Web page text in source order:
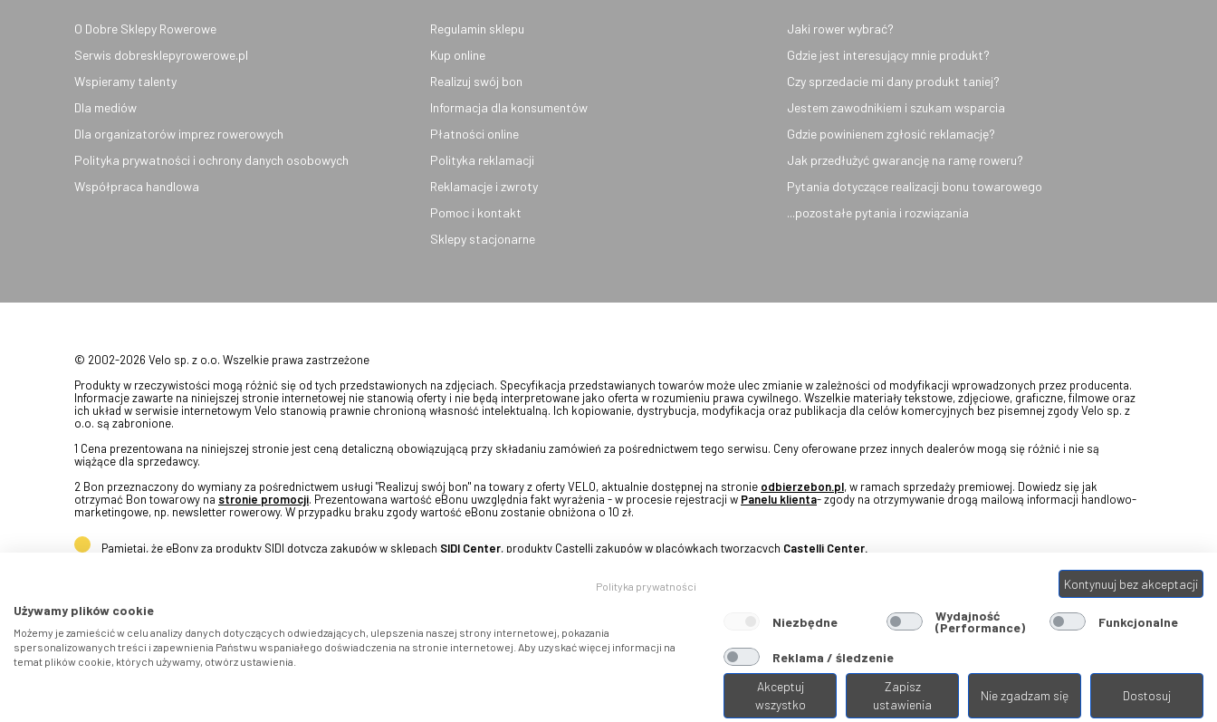
O Dobre Sklepy Rowerowe
Serwis dobresklepyrowerowe.pl
Wspieramy talenty
Dla mediów
Dla organizatorów imprez rowerowych
Polityka prywatności i ochrony danych osobowych
Współpraca handlowa
Regulamin sklepu
Kup online
Realizuj swój bon
Informacja dla konsumentów
Płatności online
Polityka reklamacji
Reklamacje i zwroty
Pomoc i kontakt
Sklepy stacjonarne
Jaki rower wybrać?
Gdzie jest interesujący mnie produkt?
Czy sprzedacie mi dany produkt taniej?
Jestem zawodnikiem i szukam wsparcia
Gdzie powinienem zgłosić reklamację?
Jak przedłużyć gwarancję na ramę roweru?
Pytania dotyczące realizacji bonu towarowego
...pozostałe pytania i rozwiązania
© 2002-2026 Velo sp. z o.o. Wszelkie prawa zastrzeżone
Produkty w rzeczywistości mogą różnić się od tych przedstawionych na zdjęciach. Specyfikacja przedstawianych towarów może ulec zmianie w zależności od modyfikacji wprowadzonych przez producenta.
Informacje zawarte na niniejszej stronie internetowej nie stanowią oferty i nie będą interpretowane jako oferta w rozumieniu prawa cywilnego. Wszelkie materiały tekstowe, zdjęciowe, graficzne, filmowe oraz
ich układ w serwisie internetowym Velo stanowią prawnie chronioną własność intelektualną. Ich kopiowanie, dystrybucja, modyfikacja oraz publikacja dla celów komercyjnych bez pisemnej zgody Velo sp. z
o.o. są zabronione.
1 Cena prezentowana na niniejszej stronie jest ceną detaliczną obowiązującą przy składaniu zamówień za pośrednictwem tego serwisu. Ceny oferowane przez innych dealerów mogą się różnić i nie są
wiążące dla sprzedawcy.
2 Bon przeznaczony do wymiany za pośrednictwem usługi "Realizuj swój bon" na towary z oferty VELO, aktualnie dostępnej na stronie odbierzebon.pl, w ramach sprzedaży premiowej. Dowiedz się jak
otrzymać Bon towarowy na stronie promocji. Prezentowana wartość eBonu uwzględnia fakt wyrażenia - w procesie rejestracji w Panelu klienta- zgody na otrzymywanie drogą mailową informacji handlowo-
marketingowe, np. newsletter rowerowy. W przypadku braku zgody wartość eBonu zostanie obniżona o 10 zł.
Pamiętaj, że eBony za produkty SIDI dotyczą zakupów w sklepach SIDI Center, produkty Castelli zakupów w placówkach tworzących Castelli Center.
Kontynuuj bez akceptacji
Polityka prywatności
Używamy plików cookie
Możemy je zamieścić w celu analizy danych dotyczących odwiedzających, ulepszenia naszej strony internetowej, pokazania
spersonalizowanych treści i zapewnienia Państwu wspaniałego doświadczenia na stronie internetowej. Aby uzyskać więcej informacji na
temat plików cookie, których używamy, otwórz ustawienia.
Niezbędne Wydajność
(Performance) Funkcjonalne
Reklama / śledzenie
Akceptuj
wszystko
Zapisz
ustawienia
Nie zgadzam się Dostosuj